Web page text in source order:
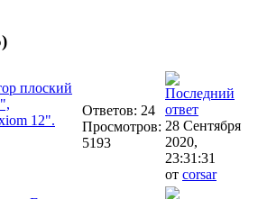
плоский
12".
Ответов: 24
Просмотров:
5193
28 Сентября
2020,
23:31:31
от corsar